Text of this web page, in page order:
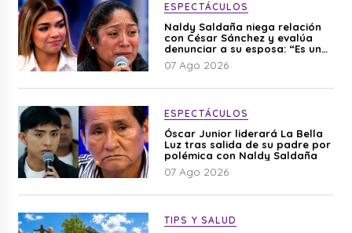
ESPECTÁCULOS
Naldy Saldaña niega relación
con César Sánchez y evalúa
denunciar a su esposa: “Es una
difamación”
07 Ago 2026
ESPECTÁCULOS
Óscar Junior liderará La Bella
Luz tras salida de su padre por
polémica con Naldy Saldaña
07 Ago 2026
TIPS Y SALUD